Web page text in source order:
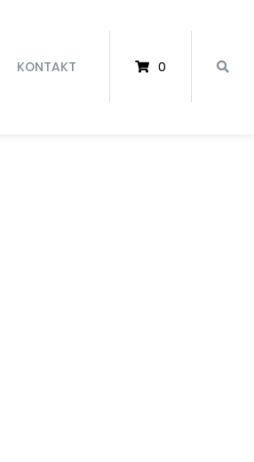
KONTAKT 0